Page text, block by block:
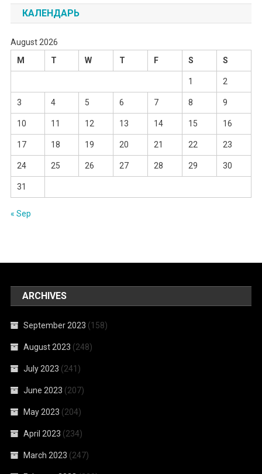
КАЛЕНДАРЬ
August 2026
M
T W T F S S
1 2
3 4 5 6 7 8 9
10 11 12 13 14 15 16
17 18 19 20 21 22 23
24 25 26 27 28 29 30
31
« Sep
ARCHIVES
September 2023 (158)
August 2023 (248)
July 2023 (241)
June 2023 (207)
May 2023 (204)
April 2023 (234)
March 2023 (247)